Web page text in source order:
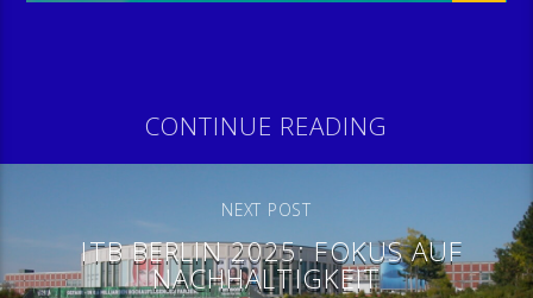
CONTINUE READING
NEXT POST
ITB BERLIN 2025: FOKUS AUF
NACHHALTIGKEIT